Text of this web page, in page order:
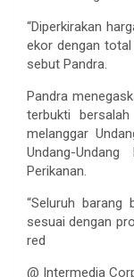
“Diperkirakan
ekor dengan total
sebut Pandra.
Pandra
terbukti
melanggar
Undang-
Perikanan.
“Seluruh barang
sesuai dengan
red
@ Intermedia